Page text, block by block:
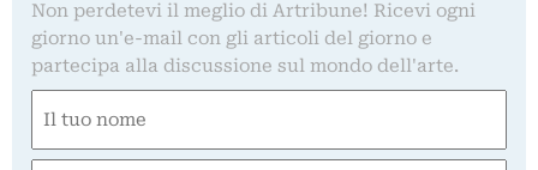
Non perdetevi il meglio di Artribune! Ricevi ogni
giorno un'e-mail con gli articoli del giorno e
partecipa alla discussione sul mondo dell'arte.
(Obbligatorio)